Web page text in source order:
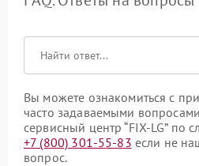
Вы можете ознакомиться с
часто задаваемыми
сервисный центр “FIX-LG” по
+7 (800) 301-55-83 если не
вопрос.